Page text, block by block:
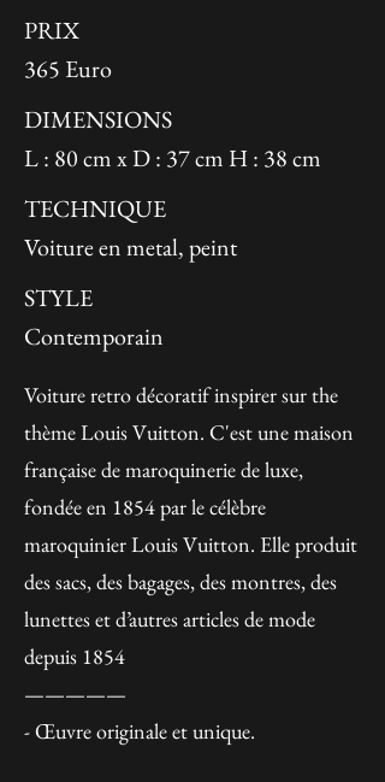
PRIX
365 Euro
DIMENSIONS
L : 80 cm x D : 37 cm H : 38 cm
TECHNIQUE
Voiture en metal, peint
STYLE
Contemporain
Voiture retro décoratif inspirer sur the
thème Louis Vuitton. C'est une maison
française de maroquinerie de luxe,
fondée en 1854 par le célèbre
maroquinier Louis Vuitton. Elle produit
des sacs, des bagages, des montres, des
lunettes et d’autres articles de mode
depuis 1854
—————
- Œuvre originale et unique.